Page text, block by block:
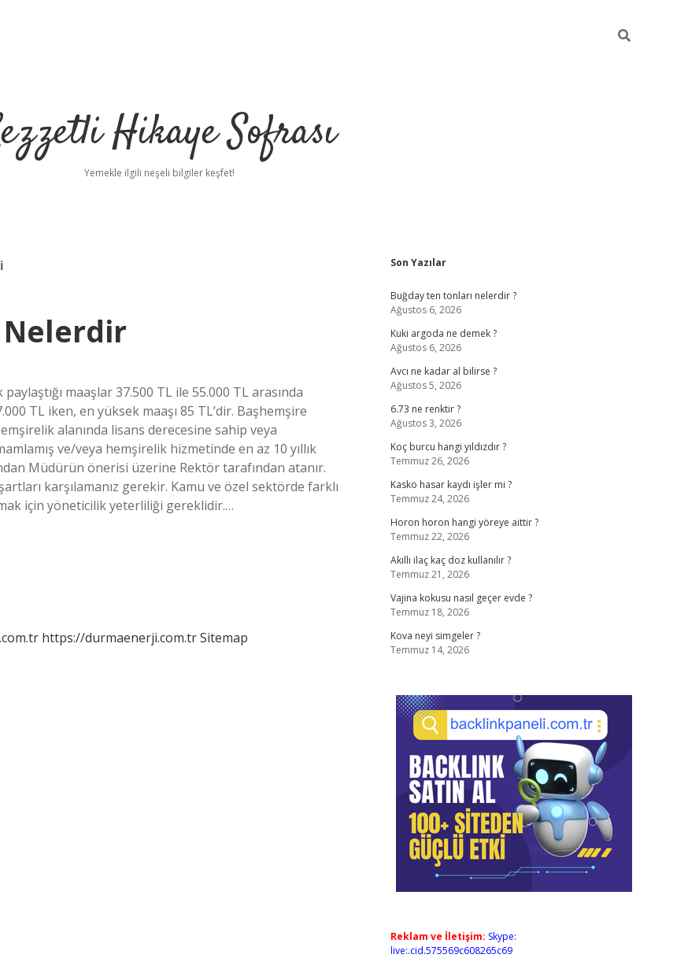
Hikaye Sofrası
Yemekle ilgili neşeli bilgiler keşfet!
Nelerdir
maaşlar 37.500 TL ile 55.000 TL arasında
TL iken, en yüksek maaşı 85 TL’dir. Başhemşire
alanında lisans derecesine sahip veya
ve/veya hemşirelik hizmetinde en az 10 yıllık
Müdürün önerisi üzerine Rektör tarafından atanır.
karşılamanız gerekir. Kamu ve özel sektörde farklı
için yöneticilik yeterliliği gereklidir.…
https://durmaenerji.com.trSitemap
Sidebar
Son Yazılar
Buğday ten tonları nelerdir ?
Ağustos 6, 2026
Kuki argoda ne demek ?
Ağustos 6, 2026
Avcı ne kadar al bilirse ?
Ağustos 5, 2026
6.73 ne renktir ?
Ağustos 3, 2026
Koç burcu hangi yıldızdır ?
Temmuz 26, 2026
Kasko hasar kaydı işler mi ?
Temmuz 24, 2026
Horon horon hangi yöreye aittir ?
Temmuz 22, 2026
Akıllı ilaç kaç doz kullanılır ?
Temmuz 21, 2026
Vajina kokusu nasıl geçer evde ?
Temmuz 18, 2026
Kova neyi simgeler ?
Temmuz 14, 2026
Reklam ve İletişim: Skype:
live:.cid.575569c608265c69